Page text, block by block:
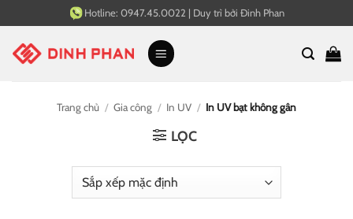
qua
nội
Hotline: 0947.45.0022 | Duy trì bởi Đinh Phan
Trang chủ / Gia công / In UV / In UV bạt không gân
LỌC